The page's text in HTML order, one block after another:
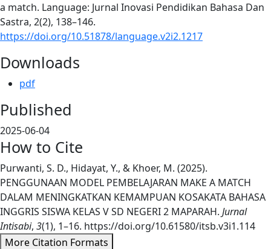
a match. Language: Jurnal Inovasi Pendidikan Bahasa Dan
Sastra, 2(2), 138–146.
https://doi.org/10.51878/language.v2i2.1217
Downloads
pdf
Published
2025-06-04
How to Cite
Purwanti, S. D., Hidayat, Y., & Khoer, M. (2025).
PENGGUNAAN MODEL PEMBELAJARAN MAKE A MATCH
DALAM MENINGKATKAN KEMAMPUAN KOSAKATA BAHASA
INGGRIS SISWA KELAS V SD NEGERI 2 MAPARAH. Jurnal
Intisabi, 3(1), 1–16. https://doi.org/10.61580/itsb.v3i1.114
More Citation Formats